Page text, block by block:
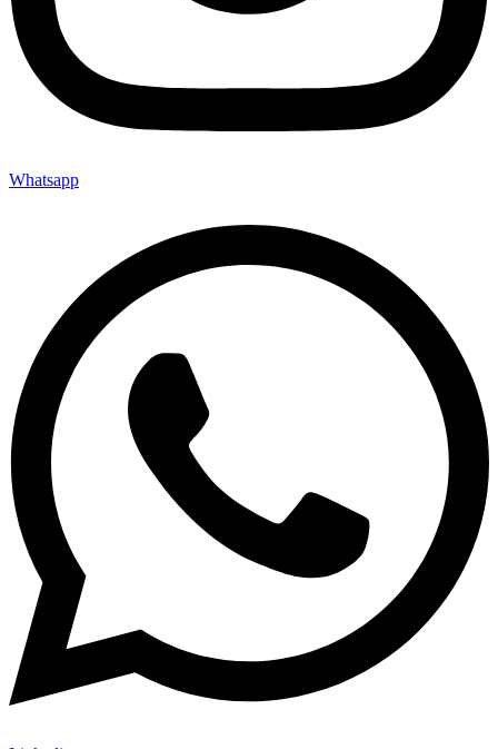
Whatsapp